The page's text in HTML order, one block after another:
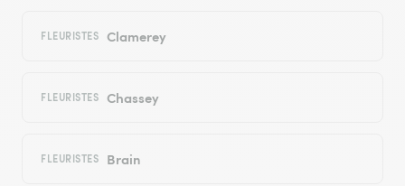
FLEURISTES Clamerey
FLEURISTES Chassey
FLEURISTES Brain